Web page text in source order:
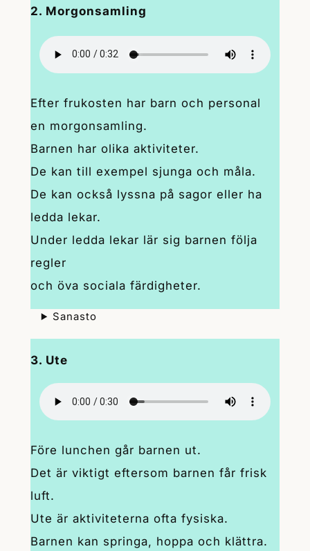
2. Morgonsamling
Efter frukosten har barn och personal
en morgonsamling.
Barnen har olika aktiviteter.
De kan till exempel sjunga och måla.
De kan också lyssna på sagor eller ha
ledda lekar.
Under ledda lekar lär sig barnen följa
regler
och öva sociala färdigheter.
Sanasto
3. Ute
Före lunchen går barnen ut.
Det är viktigt eftersom barnen får frisk
luft.
Ute är aktiviteterna ofta fysiska.
Barnen kan springa, hoppa och klättra.